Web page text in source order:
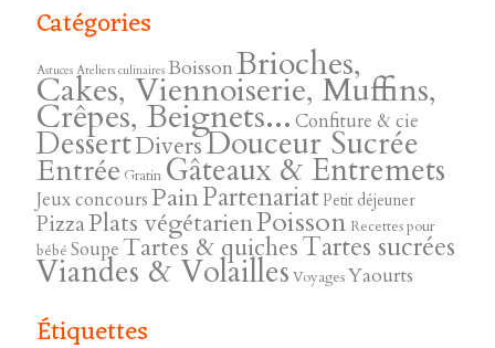
Catégories
Astuces Ateliers culinaires BoissonBrioches,
Cakes, Viennoiserie, Muffins,
Crêpes, Beignets... Confiture & cie
DessertDiversDouceur Sucrée
Entrée Gratin Gâteaux & Entremets
Jeux concoursPainPartenariatPetit déjeuner
PizzaPlats végétarienPoisson Recettes pour
bébé SoupeTartes & quichesTartes sucrées
Viandes & Volailles VoyagesYaourts
Étiquettes